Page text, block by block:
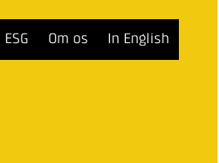
ESG Om os In English